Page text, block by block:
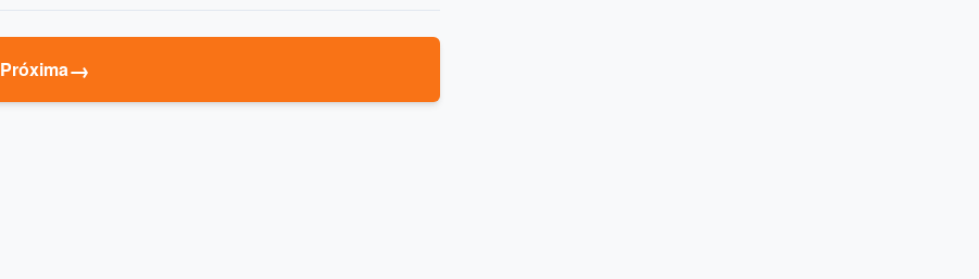
Próxima→